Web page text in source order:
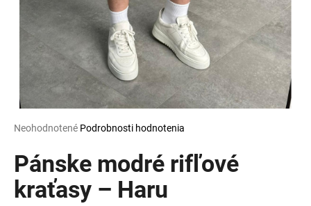
Priemerné
produktu
je
0,0
z
Neohodnotené Podrobnosti hodnotenia
Pánske modré rifľové
kraťasy – Haru
HĽADAŤ